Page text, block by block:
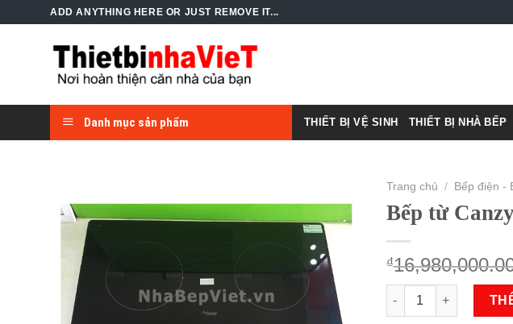
ADD ANYTHING HERE OR JUST REMOVE IT...
Danh mục sản phẩm THIẾT BỊ VỆ SINH THIẾT BỊ NHÀ BẾP
Add to
Wishlist
Trang chủ / Bếp điện -
Bếp từ
₫
Bếp từ Canzy CZ